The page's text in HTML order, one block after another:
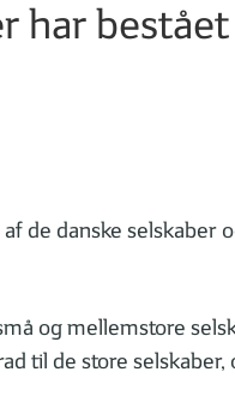
har
de danske selskaber
og mellemstore
til de store